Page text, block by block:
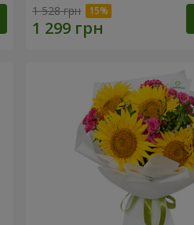
1 528 грн